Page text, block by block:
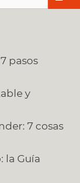
pasos
y
7 cosas
la Guía